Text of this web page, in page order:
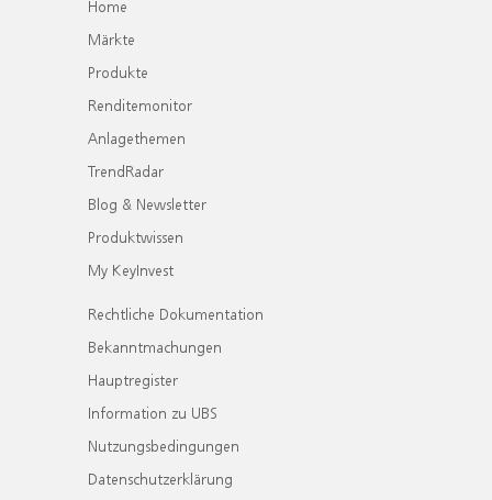
Home
Märkte
Produkte
Renditemonitor
Anlagethemen
TrendRadar
Blog & Newsletter
Produktwissen
My KeyInvest
Rechtliche Dokumentation
Bekanntmachungen
Hauptregister
Information zu UBS
Nutzungsbedingungen
Datenschutzerklärung